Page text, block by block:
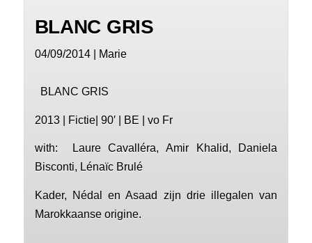
BLANC GRIS
04/09/2014 | Marie
BLANC GRIS
2013 | Fictie| 90′ | BE | vo Fr
with: Laure Cavalléra, Amir Khalid, Daniela
Bisconti, Lénaïc Brulé
Kader, Nédal en Asaad zijn drie illegalen van
Marokkaanse origine.